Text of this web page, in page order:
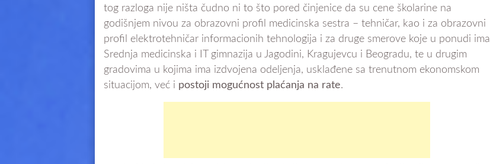
tog razloga nije ništa čudno ni to što pored činjenice da su cene školarine na
godišnjem nivou za obrazovni profil medicinska sestra – tehničar, kao i za obrazovni
profil elektrotehničar informacionih tehnologija i za druge smerove koje u ponudi ima
Srednja medicinska i IT gimnazija u Jagodini, Kragujevcu i Beogradu, te u drugim
gradovima u kojima ima izdvojena odeljenja, usklađene sa trenutnom ekonomskom
situacijom, već i postoji mogućnost plaćanja na rate.